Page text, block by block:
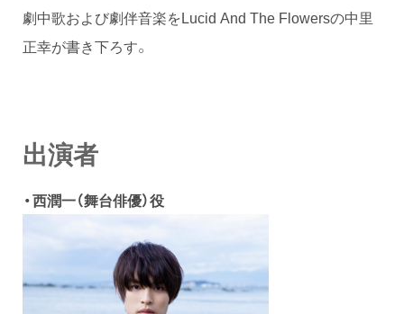
劇中歌および劇伴音楽をLucid And The Flowersの中里
正幸が書き下ろす。
出演者
・西潤一（舞台俳優）役